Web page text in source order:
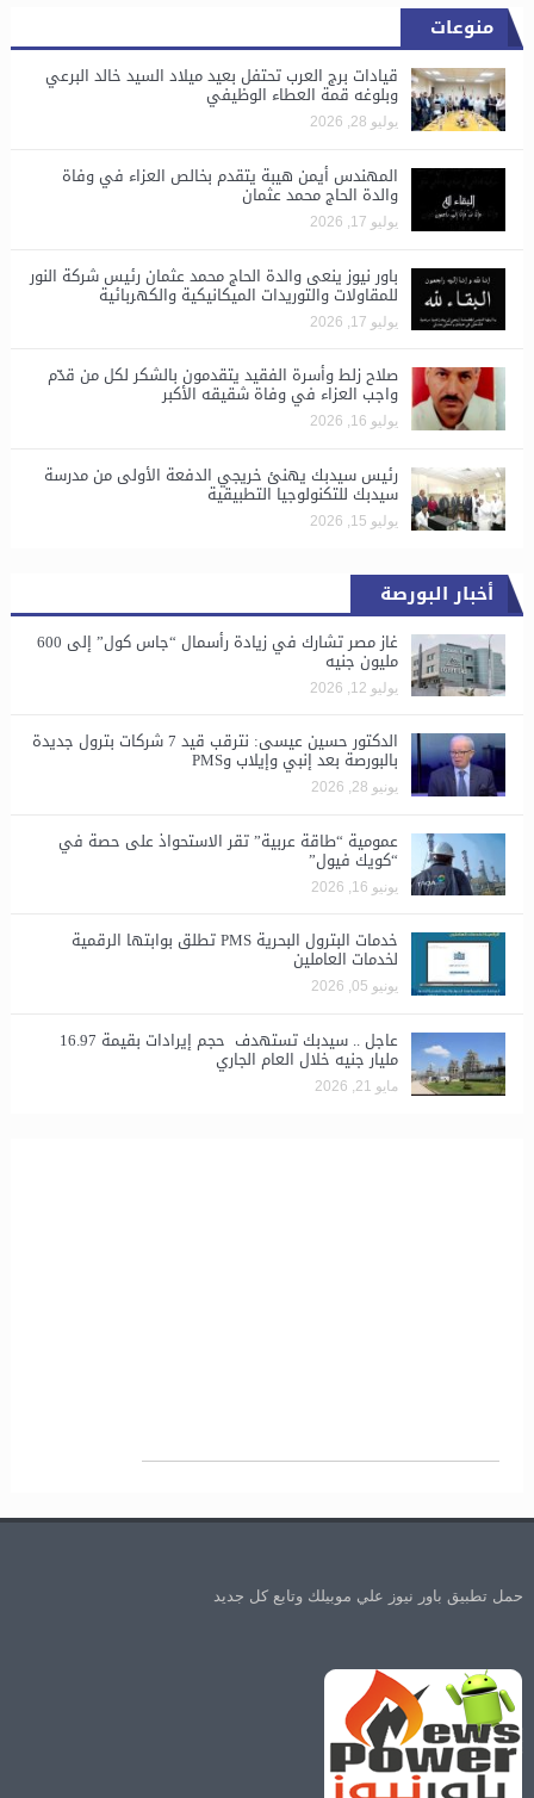
منوعات
قيادات برج العرب تحتفل بعيد ميلاد السيد خالد البرعي
وبلوغه قمة العطاء الوظيفي
يوليو 28, 2026
المهندس أيمن هيبة يتقدم بخالص العزاء في وفاة
والدة الحاج محمد عثمان
يوليو 17, 2026
باور نيوز ينعى والدة الحاج محمد عثمان رئيس شركة النور
للمقاولات والتوريدات الميكانيكية والكهربائية
يوليو 17, 2026
صلاح زلط وأسرة الفقيد يتقدمون بالشكر لكل من قدّم
واجب العزاء في وفاة شقيقه الأكبر
يوليو 16, 2026
رئيس سيدبك يهنئ خريجي الدفعة الأولى من مدرسة
سيدبك للتكنولوجيا التطبيقية
يوليو 15, 2026
أخبار البورصة
غاز مصر تشارك في زيادة رأسمال “جاس كول” إلى 600
مليون جنيه
يوليو 12, 2026
الدكتور حسين عيسى: نترقب قيد 7 شركات بترول جديدة
بالبورصة بعد إنبي وإيلاب وPMS
يونيو 28, 2026
​عمومية “طاقة عربية” تقر الاستحواذ على حصة في
“كويك فيول”
يونيو 16, 2026
خدمات البترول البحرية PMS تطلق بوابتها الرقمية
لخدمات العاملين
يونيو 05, 2026
عاجل .. سيدبك تستهدف حجم إيرادات بقيمة 16.97
مليار جنيه خلال العام الجاري
مايو 21, 2026
حمل تطبيق باور نيوز علي موبيلك وتابع كل جديد